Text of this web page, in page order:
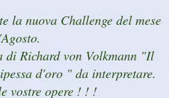
la nuova Challenge del mese
di Richard von Volkmann "Il
d'oro " da interpretare.
vostre opere ! ! !